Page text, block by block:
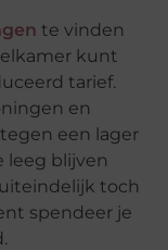
te vinden
kunt
tarief.
en
een lager
leeg blijven
toch
spendeer je